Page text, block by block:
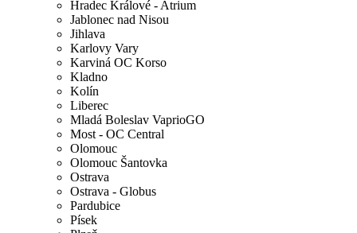
Hradec Králové - Atrium
Jablonec nad Nisou
Jihlava
Karlovy Vary
Karviná OC Korso
Kladno
Kolín
Liberec
Mladá Boleslav VaprioGO
Most - OC Central
Olomouc
Olomouc Šantovka
Ostrava
Ostrava - Globus
Pardubice
Písek